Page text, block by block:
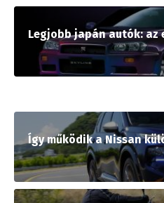
Legjobb japán autók: az
Így működik a Nissan